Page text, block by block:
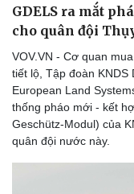
GDELS ra mắt
cho quân đội
VOV.VN - Cơ quan
tiết lộ, Tập đoàn KNDS
European Land
thống pháo mới - kết
Geschütz-Modul) của
quân đội nước này.